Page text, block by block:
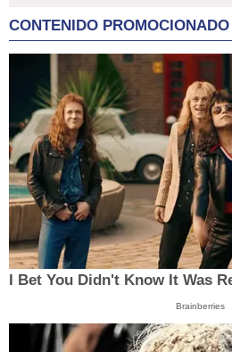
CONTENIDO PROMOCIONADO
I Bet You Didn't Know It Was
Brainberries